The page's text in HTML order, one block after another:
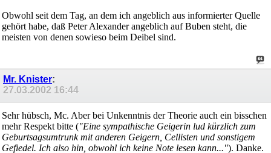
Obwohl seit dem Tag, an dem ich angeblich aus informierter Quelle
gehört habe, daß Peter Alexander angeblich auf Buben steht, die
meisten von denen sowieso beim Deibel sind.
Mr. Knister:
27.03.2002 16:44
Sehr hübsch, Mc. Aber bei Unkenntnis der Theorie auch ein bisschen
mehr Respekt bitte ("Eine sympathische Geigerin lud kürzlich zum
Geburtsagsumtrunk mit anderen Geigern, Cellisten und sonstigem
Gefiedel. Ich also hin, obwohl ich keine Note lesen kann..."). Danke.